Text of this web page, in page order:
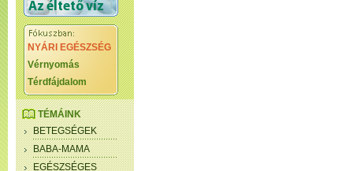
NYÁRI EGÉSZSÉG
Vérnyomás
Térdfájdalom
TÉMÁINK
BETEGSÉGEK
BABA-MAMA
EGÉSZSÉGES